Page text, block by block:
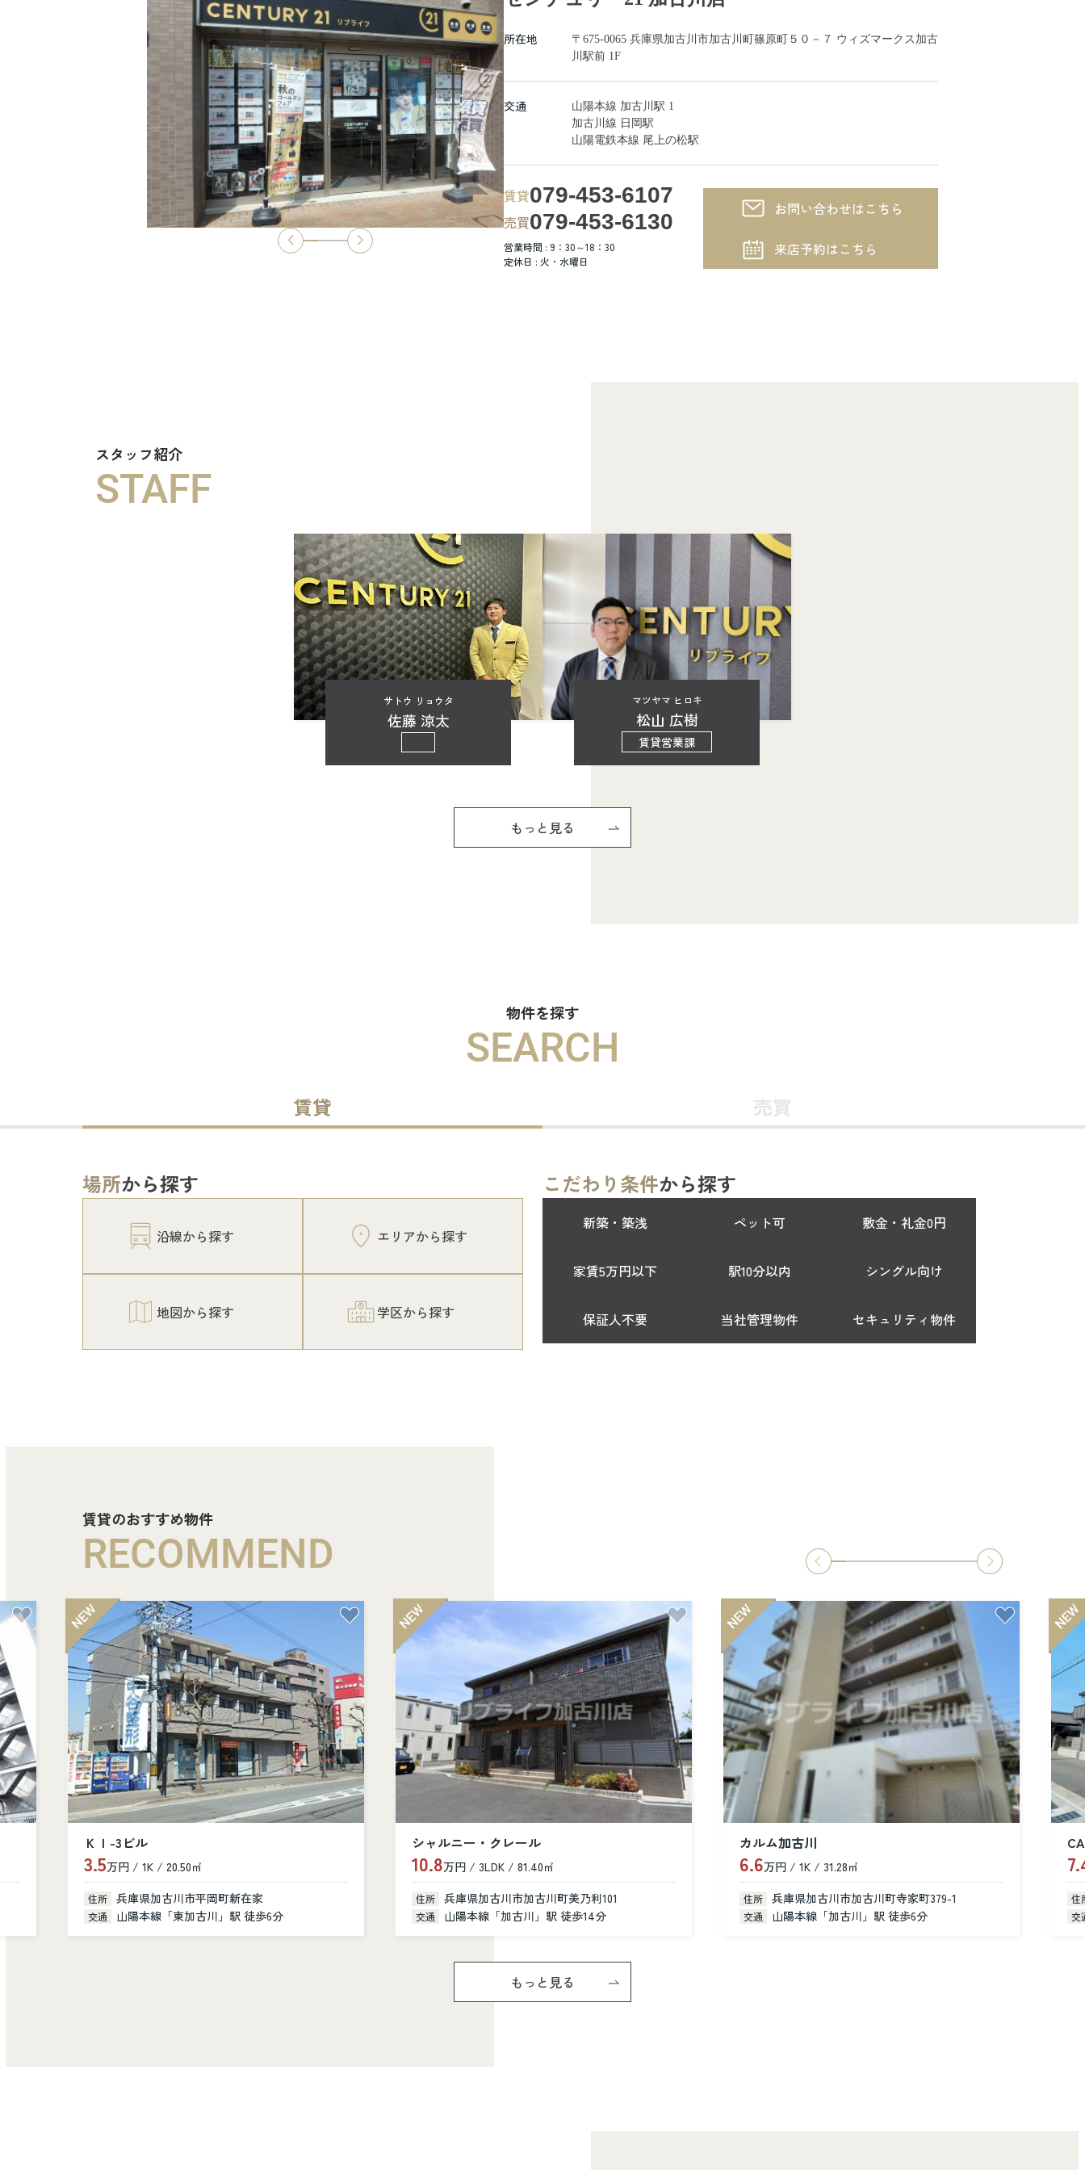
所在地
〒675-0065 兵庫県加古川市加古川町篠原町５０－７ ウィズマークス加古
川駅前 1F
交通
山陽本線 加古川駅 1
加古川線 日岡駅
山陽電鉄本線 尾上の松駅
賃貸079-453-6107
売買079-453-6130
営業時間 : 9：30～18：30
定休日 : 火・水曜日
お問い合わせはこちら
来店予約はこちら
スタッフ紹介
STAFF
サトウ リョウタ
佐藤 涼太
マツヤマ ヒロキ
松山 広樹
賃貸営業課
もっと見る
物件を探す
SEARCH
賃貸 売買
場所から探す
沿線から探す エリアから探す
地図から探す 学区から探す
こだわり条件から探す
新築・築浅 ペット可 敷金・礼金0円
家賃5万円以下 駅10分以内 シングル向け
保証人不要 当社管理物件 セキュリティ物件
賃貸のおすすめ物件
RECOMMEND
シャルニー・クレール
10.8万円 / 3LDK / 81.40㎡
住所 兵庫県加古川市加古川町美乃利101
交通 山陽本線「加古川」駅 徒歩14分
カルム加古川
6.6万円 / 1K / 31.28㎡
住所 兵庫県加古川市加古川町寺家町379-1
交通 山陽本線「加古川」駅 徒歩6分
CASA dear
7.4万円 / 2LDK / 52.90㎡
住所 兵庫県加古川市尾上町池田
交通 山陽電鉄本線「浜の宮」駅 徒歩14分
8
住
交
もっと見る